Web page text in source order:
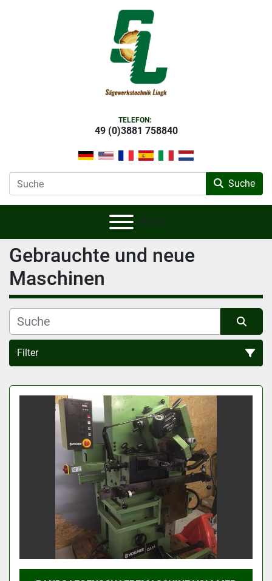
TELEFON:
49 (0)3881 758840
Suche
Menü
gebrauchte und neue
Maschinen
Filter
Alle Kategorien
Sortieren nach